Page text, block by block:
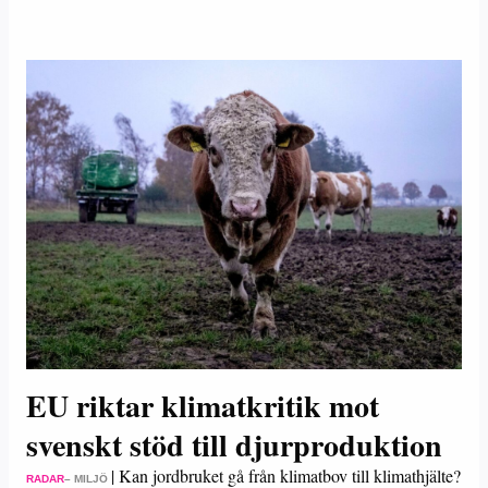
EU riktar klimatkritik mot
svenskt stöd till djurproduktion
RADAR– MILJÖ |Kan jordbruket gå från klimatbov till klimathjälte?